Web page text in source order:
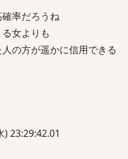
率だろうね
女よりも
の方が遥かに信用できる
23:29:42.01